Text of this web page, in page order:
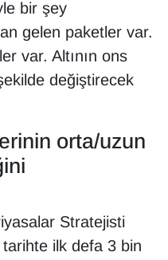
bir şey
gelen paketler var.
var. Altının ons
değiştirecek
orta/uzun
Stratejisti
ilk defa 3 bin